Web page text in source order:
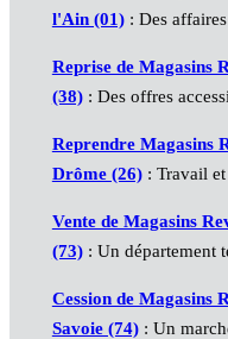
l'Ain (01): Des
Reprise de Magasins
(38): Des offres
Reprendre Magasins
Drôme (26): Travail et
Vente de Magasins
(73): Un département
Cession de Magasins
Savoie (74): Un